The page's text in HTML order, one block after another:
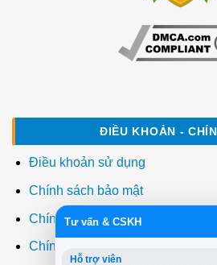
ĐIỀU KHOẢN -
Điều khoản sử dụng
Chính sách bảo mật
Chính sách thanh toán
Chính sách giao hàng
Tư vấn & CSKH
Hỗ trợ viên